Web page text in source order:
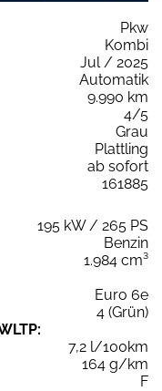
Pkw
Kombi
Jul / 2025
Automatik
9.990 km
4/5
Grau
Plattling
ab sofort
161885
195 kW / 265 PS
Benzin
1.984 cm³
Euro 6e
4 (Grün)
7,2 l/100km
164 g/km
F